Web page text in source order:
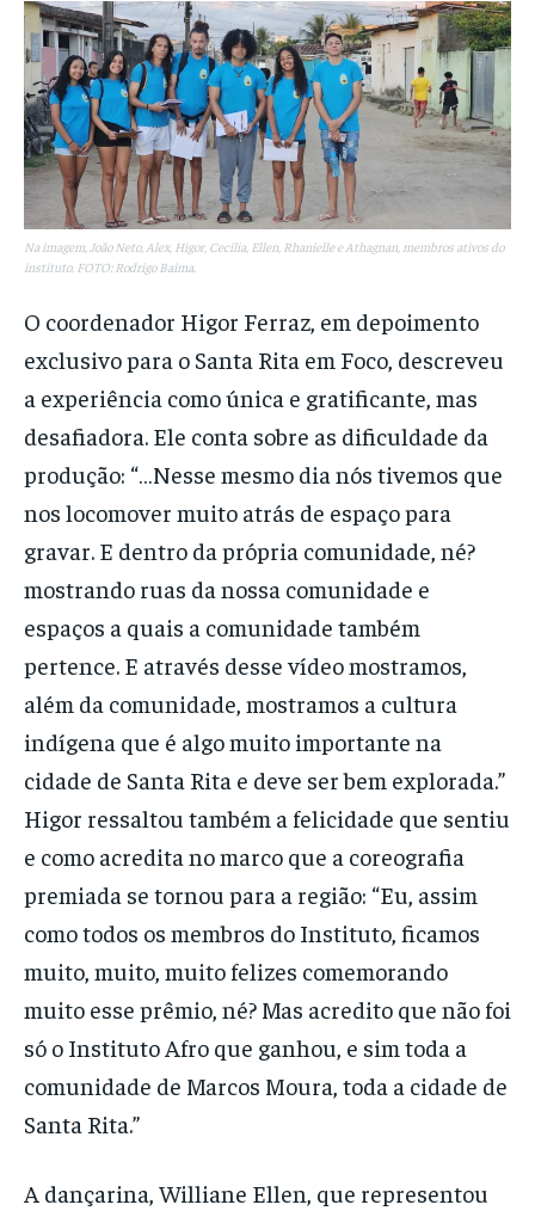
Na imagem, João Neto, Alex, Higor, Cecília, Ellen, Rhanielle e Athagnan, membros ativos do
instituto. FOTO: Rodrigo Baima.
O coordenador Higor Ferraz, em depoimento
exclusivo para o Santa Rita em Foco, descreveu
a experiência como única e gratificante, mas
desafiadora. Ele conta sobre as dificuldade da
produção: “…Nesse mesmo dia nós tivemos que
nos locomover muito atrás de espaço para
gravar. E dentro da própria comunidade, né?
mostrando ruas da nossa comunidade e
espaços a quais a comunidade também
pertence. E através desse vídeo mostramos,
além da comunidade, mostramos a cultura
indígena que é algo muito importante na
cidade de Santa Rita e deve ser bem explorada.”
Higor ressaltou também a felicidade que sentiu
e como acredita no marco que a coreografia
premiada se tornou para a região: “Eu, assim
como todos os membros do Instituto, ficamos
muito, muito, muito felizes comemorando
muito esse prêmio, né? Mas acredito que não foi
só o Instituto Afro que ganhou, e sim toda a
comunidade de Marcos Moura, toda a cidade de
Santa Rita.”
A dançarina, Williane Ellen, que representou